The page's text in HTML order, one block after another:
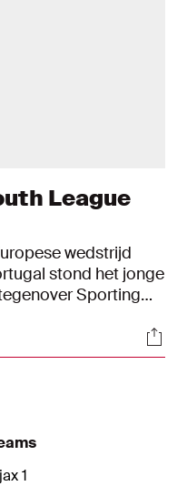
League
wedstrijd
stond het jonge
Sporting
tweede helft een
scoorde de 1-1.
1